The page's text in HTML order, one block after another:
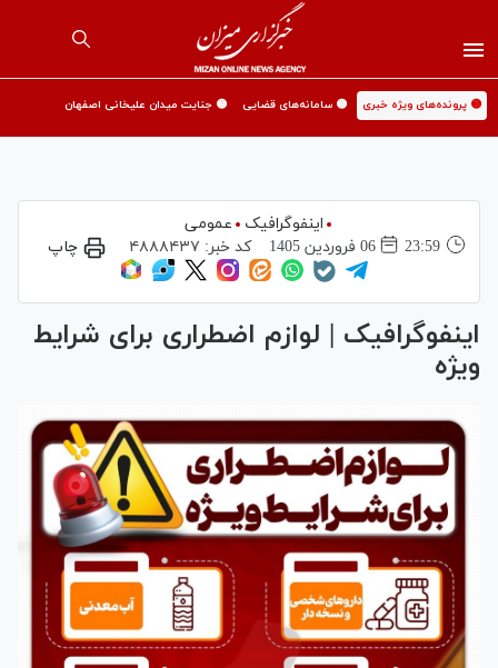
🟡 پرونده‌های ویژه خبری 🟡 سامانه‌های قضایی 🟡 جنایت میدان علیخانی اصفهان
اینفوگرافیک
عمومی
23:59
06 فروردين 1405 کد خبر: ۴۸۸۸۴۳۷ چاپ
اینفوگرافیک | لوازم اضطراری برای شرایط
ویژه